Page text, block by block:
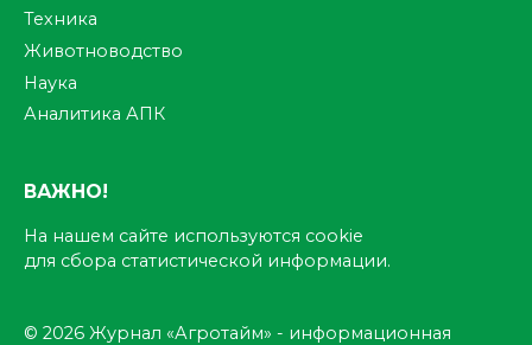
Техника
Животноводство
Наука
Аналитика АПК
ВАЖНО!
На нашем сайте используются cookie
для сбора статистической информации.
© 2026 Журнал «Агротайм» - информационная